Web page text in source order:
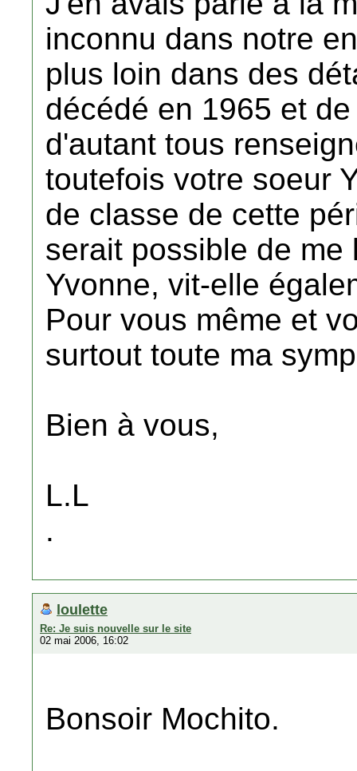
inconnu dans notre
plus loin dans des
décédé en 1965 et
d'autant tous
toutefois votre soeur
de classe de cette
serait possible de
Yvonne, vit-elle
Pour vous même et
surtout toute ma
Bien à vous,
L.L
.
loulette
Re: Je suis nouvelle sur le site
02 mai 2006, 16:02
Bonsoir Mochito.